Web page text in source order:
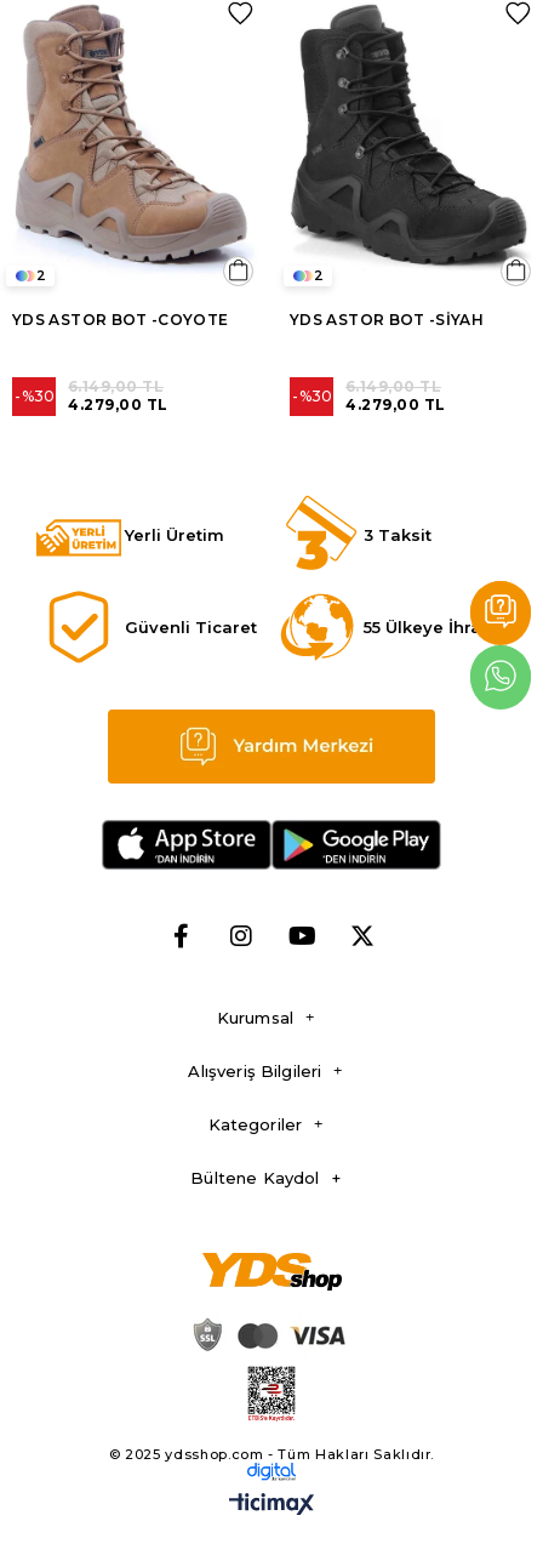
YDS ASTOR BOT -COYOTE
%30 4.279,00 TL
6.149,00 TL
2
YDS ASTOR BOT -SİYAH
%30 4.279,00 TL
6.149,00 TL
2
Yerli Üretim 3 Taksit
Güvenli Ticaret 55 Ülkeye İhracat
Kurumsal
Alışveriş Bilgileri
Kategoriler
Bültene Kaydol
© 2025 ydsshop.com - Tüm Hakları Saklıdır.